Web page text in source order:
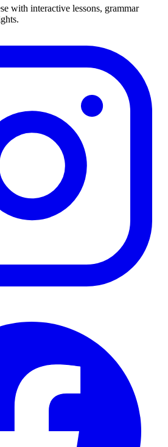
with interactive lessons, grammar